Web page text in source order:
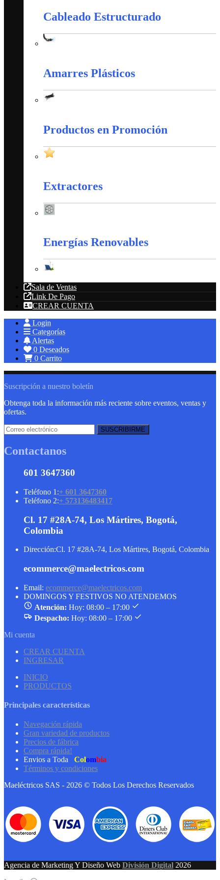
Cableado Estructurado
Amarres Plásticos
Productos en Promoción
Extractores
Energías Renovables
Sala de Ventas
Link De Pago
CREAR CUENTA
Login
Categorías
Alertas
0 Deseados
0 Carrito
Suscripción a nuestro boletín
Obtenga toda la información más reciente sobre eventos, ventas y
ofertas.
Contactanos
601 3647360
Teléfono 1:+ 601 3647360
Teléfono 2:+ 573136483417
Cl. 17 #28A-74, Los Mártires, Bogotá,
Colombia
Dirección:Cl. 17 #28A-74, Los Mártires, Bogotá, Colombia
ecommerce@maelectricos.com
Email: ecommerce@maelectricos.com
DOMINGOS Y FESTIVOS NO ATENDEMOS
Atención: Hoy: 08:00 – 17:00
Despacho: Hoy: 08:00 – 17:00
Mi cuenta
CREAR CUENTA
INGRESAR
INICIO
PRODUCTOS
Principales características
Navegación rápida
Gran variedad de productos
Precios de fábrica
Compra rápida!
Envios a Toda
Colombia
Términos y condiciones
Maeléctricos SAS - 2026 © Todos Los Derechos Reservados
Agencia de Marketing Y Diseño Web División Digital 2026